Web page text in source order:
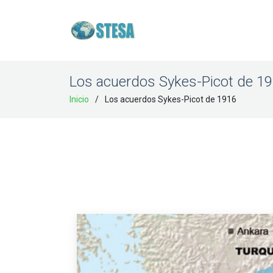
Los acuerdos Sykes-Picot de
Inicio Los acuerdos Sykes-Picot de 1916